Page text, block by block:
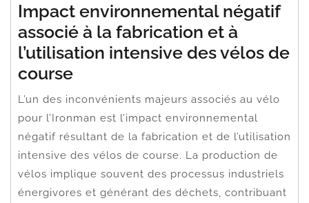
Impact environnemental négatif
associé à la fabrication et à
l’utilisation intensive des vélos de
course
L’un des inconvénients majeurs associés au vélo
pour l’Ironman est l’impact environnemental
négatif résultant de la fabrication et de l’utilisation
intensive des vélos de course. La production de
vélos implique souvent des processus industriels
énergivores et générant des déchets, contribuant